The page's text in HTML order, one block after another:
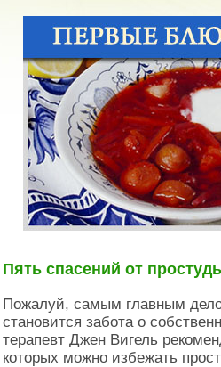
Пять спасений от
Пожалуй, самым главным
становится забота о
терапевт Джен Вигель
которых можно избежать